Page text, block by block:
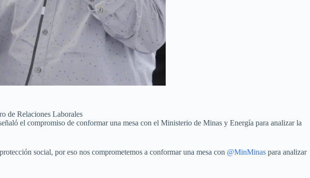
de Relaciones Laborales
el compromiso de conformar una mesa con el Ministerio de Minas y Energía para analizar la
social, por eso nos comprometemos a conformar una mesa con @MinMinas para analizar